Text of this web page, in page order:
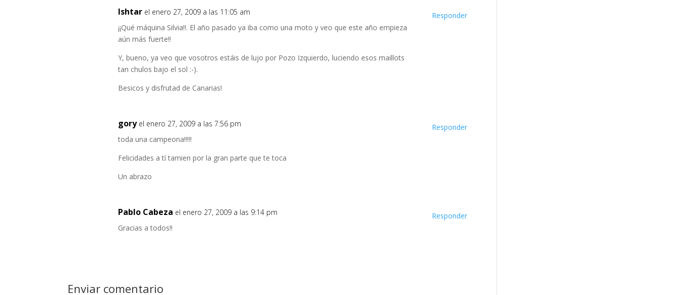
Ishtar el enero 27, 2009 a las 11:05 am
¡¡Qué máquina Silvia!!. El año pasado ya iba como una moto y veo que este año empieza
aún más fuerte!!
Y, bueno, ya veo que vosotros estáis de lujo por Pozo Izquierdo, luciendo esos maillots
tan chulos bajo el sol :-).
Besicos y disfrutad de Canarias!
Responder
gory el enero 27, 2009 a las 7:56 pm
toda una campeona!!!!!
Felicidades a tí tamien por la gran parte que te toca
Un abrazo
Responder
Pablo Cabeza el enero 27, 2009 a las 9:14 pm
Gracias a todos!!
Responder
Enviar comentario